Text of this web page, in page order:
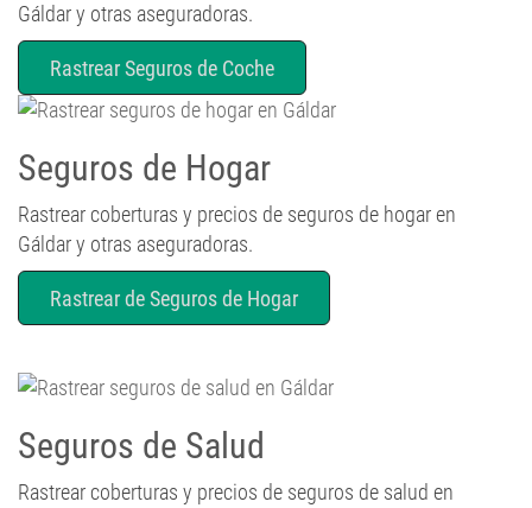
Gáldar y otras aseguradoras.
Rastrear Seguros de Coche
Seguros de Hogar
Rastrear coberturas y precios de seguros de hogar en
Gáldar y otras aseguradoras.
Rastrear de Seguros de Hogar
Seguros de Salud
Rastrear coberturas y precios de seguros de salud en